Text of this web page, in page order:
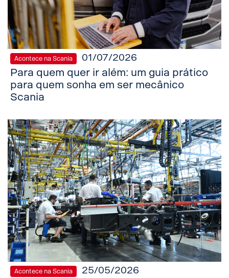
Acontece na Scania 01/07/2026
Para quem quer ir além: um guia prático
para quem sonha em ser mecânico
Scania
Acontece na Scania 25/05/2026